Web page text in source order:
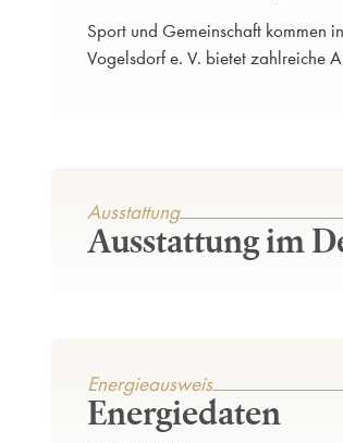
Sport und Gemeinschaft kommen
Vogelsdorf e. V. bietet zahlreiche
Ausstattung
Ausstattung im
Energieausweis
Energiedaten